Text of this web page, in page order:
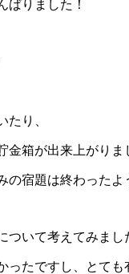
ばりました！
たり、
金箱が出来上がりま
の宿題は終わったよ
いて考えてみまし
たですし、とても